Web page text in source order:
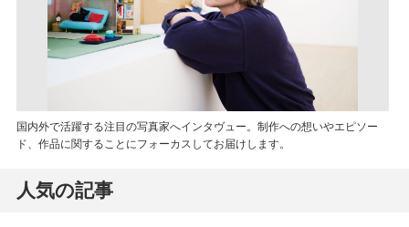
国内外で活躍する注目の写真家へインタヴュー。制作への想いやエピソー
ド、作品に関することにフォーカスしてお届けします。
人気の記事